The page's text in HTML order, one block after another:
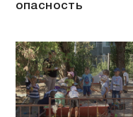
опасность